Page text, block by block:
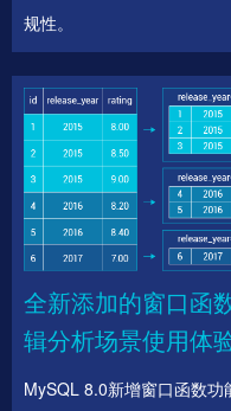
规性。
全新添加的窗口函
辑分析场景使用体
MySQL 8.0新增窗口函数